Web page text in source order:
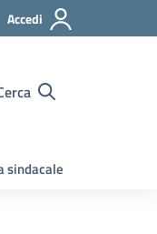
Accedi
sindacale